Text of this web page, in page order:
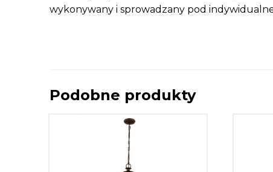
wykonywany i sprowadzany pod
Podobne produkty